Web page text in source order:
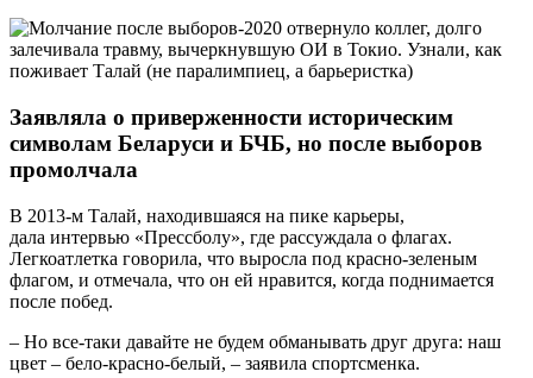
Заявляла о приверженности историческим
символам Беларуси и БЧБ, но после выборов
промолчала
В 2013-м Талай, находившаяся на пике карьеры,
дала интервью «Прессболу», где рассуждала о флагах.
Легкоатлетка говорила, что выросла под красно-зеленым
флагом, и отмечала, что он ей нравится, когда поднимается
после побед.
– Но все-таки давайте не будем обманывать друг друга: наш
цвет – бело-красно-белый, – заявила спортсменка.